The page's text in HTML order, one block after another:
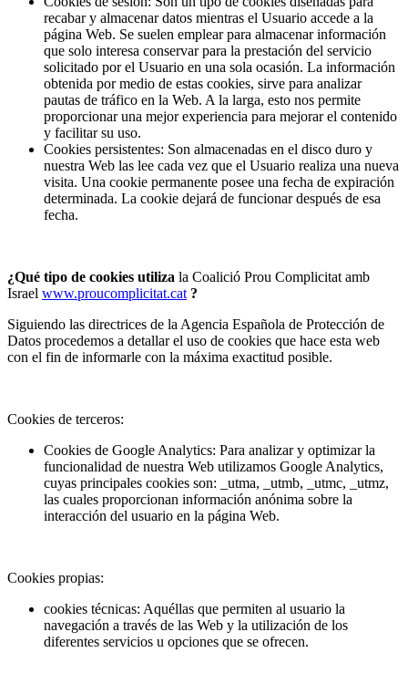
recabar y almacenar datos mientras el Usuario accede a la
página Web. Se suelen emplear para almacenar información
que solo interesa conservar para la prestación del servicio
solicitado por el Usuario en una sola ocasión. La información
obtenida por medio de estas cookies, sirve para analizar
pautas de tráfico en la Web. A la larga, esto nos permite
proporcionar una mejor experiencia para mejorar el contenido
y facilitar su uso.
Cookies persistentes: Son almacenadas en el disco duro y
nuestra Web las lee cada vez que el Usuario realiza una nueva
visita. Una cookie permanente posee una fecha de expiración
determinada. La cookie dejará de funcionar después de esa
fecha.
¿Qué tipo de cookies utiliza la Coalició Prou Complicitat amb
Israel www.proucomplicitat.cat ?
Siguiendo las directrices de la Agencia Española de Protección de
Datos procedemos a detallar el uso de cookies que hace esta web
con el fin de informarle con la máxima exactitud posible.
Cookies de terceros:
Cookies de Google Analytics: Para analizar y optimizar la
funcionalidad de nuestra Web utilizamos Google Analytics,
cuyas principales cookies son: _utma, _utmb, _utmc, _utmz,
las cuales proporcionan información anónima sobre la
interacción del usuario en la página Web.
Cookies propias:
cookies técnicas: Aquéllas que permiten al usuario la
navegación a través de las Web y la utilización de los
diferentes servicios u opciones que se ofrecen.